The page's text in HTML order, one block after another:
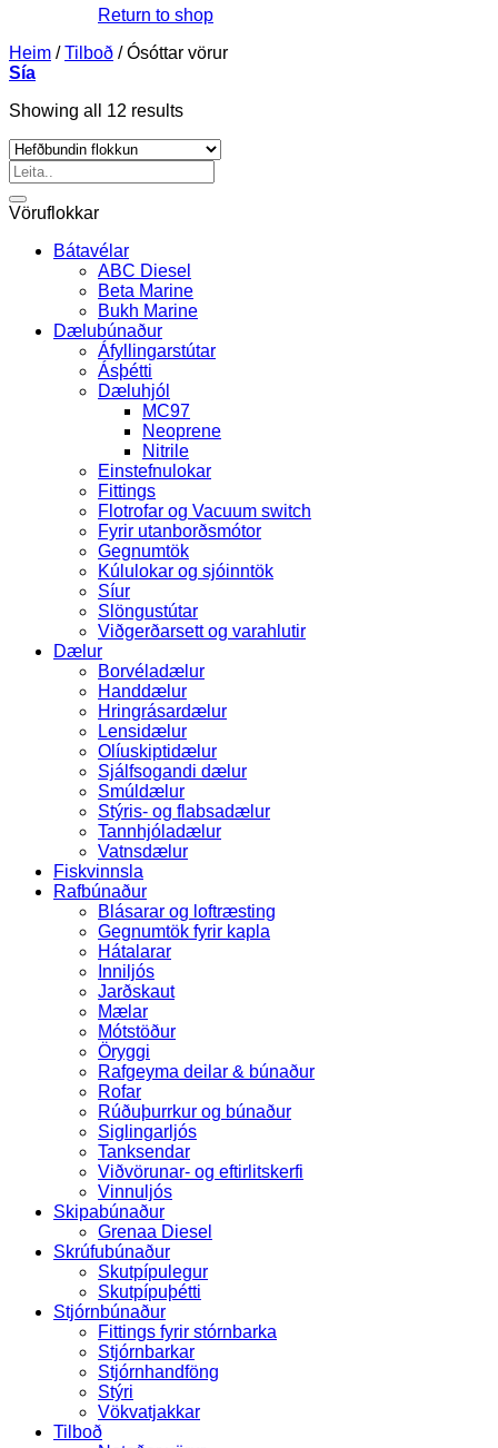
Return to shop
Heim / Tilboð /Ósóttar vörur
Sía
Showing all 12 results
Leita
eftir:
Vöruflokkar
Bátavélar
ABC Diesel
Beta Marine
Bukh Marine
Dælubúnaður
Áfyllingarstútar
Ásþétti
Dæluhjól
MC97
Neoprene
Nitrile
Einstefnulokar
Fittings
Flotrofar og Vacuum switch
Fyrir utanborðsmótor
Gegnumtök
Kúlulokar og sjóinntök
Síur
Slöngustútar
Viðgerðarsett og varahlutir
Dælur
Borvéladælur
Handdælur
Hringrásardælur
Lensidælur
Olíuskiptidælur
Sjálfsogandi dælur
Smúldælur
Stýris- og flabsadælur
Tannhjóladælur
Vatnsdælur
Fiskvinnsla
Rafbúnaður
Blásarar og loftræsting
Gegnumtök fyrir kapla
Hátalarar
Inniljós
Jarðskaut
Mælar
Mótstöður
Öryggi
Rafgeyma deilar & búnaður
Rofar
Rúðuþurrkur og búnaður
Siglingarljós
Tanksendar
Viðvörunar- og eftirlitskerfi
Vinnuljós
Skipabúnaður
Grenaa Diesel
Skrúfubúnaður
Skutpípulegur
Skutpípuþétti
Stjórnbúnaður
Fittings fyrir stórnbarka
Stjórnbarkar
Stjórnhandföng
Stýri
Vökvatjakkar
Tilboð